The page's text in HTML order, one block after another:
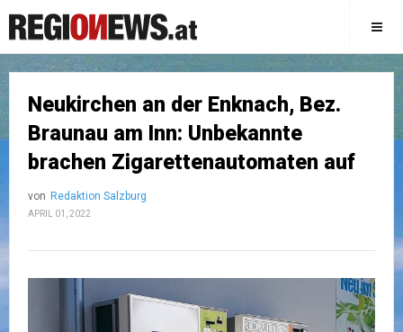
Neukirchen an der Enknach, Bez.
Braunau am Inn: Unbekannte
brachen Zigarettenautomaten auf
von Redaktion Salzburg
APRIL 01, 2022